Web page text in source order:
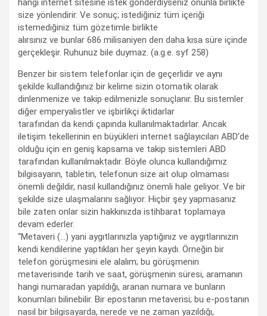
hangi internet sitesine istek gönderdiyseniz onunla birlikte
size yönlendirir. Ve sonuç; istediğiniz tüm içeriği
istemediğiniz tüm gözetimle birlikte
alırsınız ve bunlar 686 milisaniyen den daha kısa süre içinde
gerçekleşir. Ruhunuz bile duymaz. (a.g.e. syf 258)
Benzer bir sistem telefonlar için de geçerlidir ve aynı
şekilde kullandığınız bir kelime sizin otomatik olarak
dinlenmenize ve takip edilmenizle sonuçlanır. Bu sistemler
diğer emperyalistler ve işbirlikçi iktidarlar
tarafından da kendi çapında kullanılmaktadırlar. Ancak
iletişim tekellerinin en büyükleri internet sağlayıcıları ABD’de
olduğu için en geniş kapsama ve takip sistemleri ABD
tarafından kullanılmaktadır. Böyle olunca kullandığımız
bilgisayarın, tabletin, telefonun size ait olup olmaması
önemli değildir, nasıl kullandığınız önemli hale geliyor. Ve bir
şekilde size ulaşmalarını sağlıyor. Hiçbir şey yapmasanız
bile zaten onlar sizin hakkınızda istihbarat toplamaya
devam ederler.
“Metaveri (…) yani aygıtlarınızla yaptığınız ve aygıtlarınızın
kendi kendilerine yaptıkları her şeyin kaydı. Örneğin bir
telefon görüşmesini ele alalım; bu görüşmenin
metaverisinde tarih ve saat, görüşmenin süresi, aramanın
hangi numaradan yapıldığı, aranan numara ve bunların
konumları bilinebilir. Bir epostanın metaverisi; bu e-postanın
nasıl bir bilgisayarda, nerede ve ne zaman yazıldığı,